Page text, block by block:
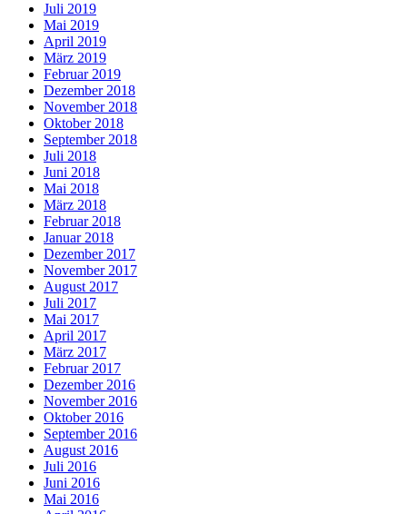
Juli 2019
Mai 2019
April 2019
März 2019
Februar 2019
Dezember 2018
November 2018
Oktober 2018
September 2018
Juli 2018
Juni 2018
Mai 2018
März 2018
Februar 2018
Januar 2018
Dezember 2017
November 2017
August 2017
Juli 2017
Mai 2017
April 2017
März 2017
Februar 2017
Dezember 2016
November 2016
Oktober 2016
September 2016
August 2016
Juli 2016
Juni 2016
Mai 2016